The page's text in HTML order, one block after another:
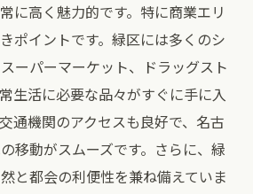
に高く魅力的です。特に商業エリ
ポイントです。緑区には多くのシ
ーパーマーケット、ドラッグスト
生活に必要な品々がすぐに手に入
通機関のアクセスも良好で、名古
移動がスムーズです。さらに、緑
と都会の利便性を兼ね備えていま